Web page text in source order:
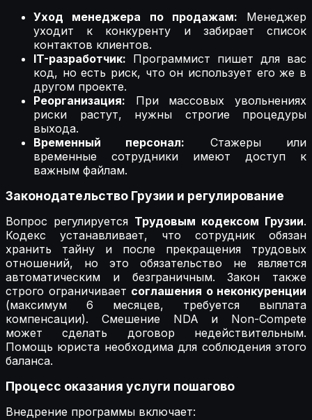
Уход менеджера по продажам: Менеджер
уходит к конкуренту и забирает список
контактов клиентов.
IT-разработчик: Программист пишет для вас
код, но есть риск, что он использует его же в
другом проекте.
Реорганизация: При массовых увольнениях
риски растут, нужны строгие процедуры
выхода.
Временный персонал: Стажеры или
временные сотрудники имеют доступ к
важным файлам.
Законодательство Грузии и регулирование
Вопрос регулируется Трудовым кодексом Грузии.
Кодекс устанавливает, что сотрудник обязан
хранить тайну и после прекращения трудовых
отношений, но это обязательство не является
автоматическим и безграничным. Закон также
строго ограничивает соглашения о неконкуренции
(максимум 6 месяцев, требуется выплата
компенсации). Смешение NDA и Non-Compete
может сделать договор недействительным.
Помощь юриста необходима для соблюдения этого
баланса.
Процесс оказания услуги пошагово
Внедрение программы включает: